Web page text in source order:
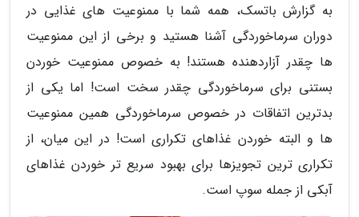
به گزارش باتسک، همه شما با ممنوعیت های غذایی در
دوران سرماخوردگی آشنا هستید و برخی از این ممنوعیت
ها چقدر آزاردهنده هستند! به خصوص ممنوعیت خوردن
بستنی برای سرماخوردگی چقدر سخت است! اما یکی از
بدترین اتفاقات در خصوص سرماخوردگی همین ممنوعیت
ها و البته خوردن غذاهای تکراری است! در این میان، از
تکراری ترین تجویزها برای بهبود سریع تر خوردن غذاهای
آبکی از جمله سوپ است.